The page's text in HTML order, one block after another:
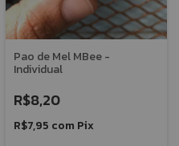
Pao de Mel MBee -
Individual
R$8,20
R$7,95 com Pix